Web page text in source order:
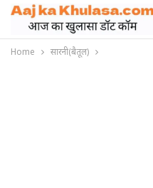
Home सारनी(बैतूल)